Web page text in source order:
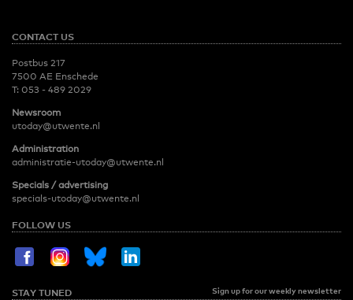
CONTACT US
Postbus 217
7500 AE Enschede
T: 053 - 489 2029
Newsroom
utoday@utwente.nl
Administration
administratie-utoday@utwente.nl
Specials / advertising
specials-utoday@utwente.nl
FOLLOW US
STAY TUNED Sign up for our weekly newsletter